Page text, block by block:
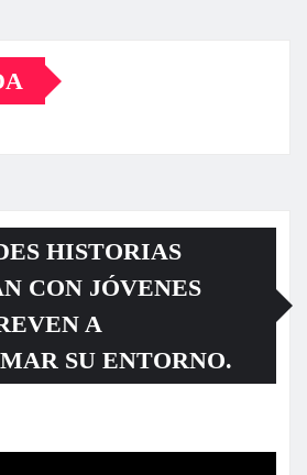
HISTORIAS
CON JÓVENES
A
SU ENTORNO.